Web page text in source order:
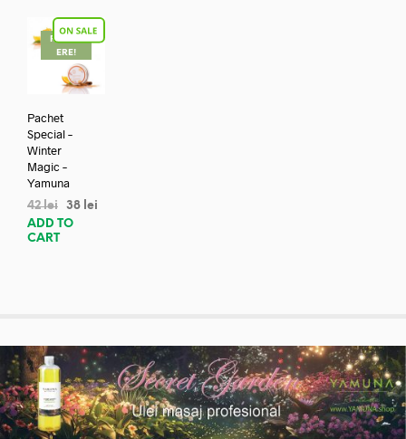
REDUC
ERE!
Pachet
Special –
Winter
Magic –
Yamuna
42lei 38 lei
ADD TO
CART